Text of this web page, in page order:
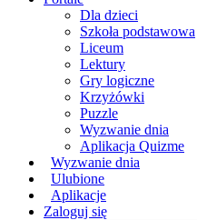
Dla dzieci
Szkoła podstawowa
Liceum
Lektury
Gry logiczne
Krzyżówki
Puzzle
Wyzwanie dnia
Aplikacja Quizme
Wyzwanie dnia
Ulubione
Aplikacje
Zaloguj się